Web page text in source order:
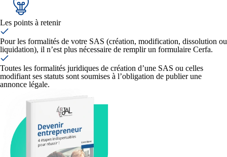
Les points à retenir
Pour les formalités de votre SAS (création, modification, dissolution ou
liquidation), il n’est plus nécessaire de remplir un formulaire Cerfa.
Toutes les formalités juridiques de création d’une SAS ou celles
modifiant ses statuts sont soumises à l’obligation de publier une
annonce légale.